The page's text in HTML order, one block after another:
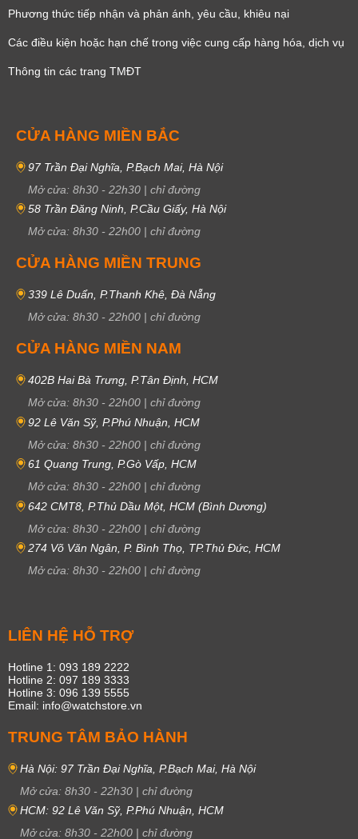
Phương thức tiếp nhận và phản ánh, yêu cầu, khiêu nại
Các điều kiện hoặc hạn chế trong việc cung cấp hàng hóa, dịch vụ
Thông tin các trang TMĐT
CỬA HÀNG MIỀN BẮC
97 Trần Đại Nghĩa, P.Bạch Mai, Hà Nội
Mở cửa: 8h30 - 22h30 | chỉ đường
58 Trần Đăng Ninh, P.Cầu Giấy, Hà Nội
Mở cửa: 8h30 - 22h00 | chỉ đường
CỬA HÀNG MIỀN TRUNG
339 Lê Duẩn, P.Thanh Khê, Đà Nẵng
Mở cửa: 8h30 - 22h00 | chỉ đường
CỬA HÀNG MIỀN NAM
402B Hai Bà Trưng, P.Tân Định, HCM
Mở cửa: 8h30 - 22h00 | chỉ đường
92 Lê Văn Sỹ, P.Phú Nhuận, HCM
Mở cửa: 8h30 - 22h00 | chỉ đường
61 Quang Trung, P.Gò Vấp, HCM
Mở cửa: 8h30 - 22h00 | chỉ đường
642 CMT8, P.Thủ Dầu Một, HCM (Bình Dương)
Mở cửa: 8h30 - 22h00 | chỉ đường
274 Võ Văn Ngân, P. Bình Thọ, TP.Thủ Đức, HCM
Mở cửa: 8h30 - 22h00 | chỉ đường
LIÊN HỆ HỖ TRỢ
Hotline 1: 093 189 2222
Hotline 2: 097 189 3333
Hotline 3: 096 139 5555
Email: info@watchstore.vn
TRUNG TÂM BẢO HÀNH
Hà Nội: 97 Trần Đại Nghĩa, P.Bạch Mai, Hà Nội
Mở cửa: 8h30 - 22h30 | chỉ đường
HCM: 92 Lê Văn Sỹ, P.Phú Nhuận, HCM
Mở cửa: 8h30 - 22h00 | chỉ đường